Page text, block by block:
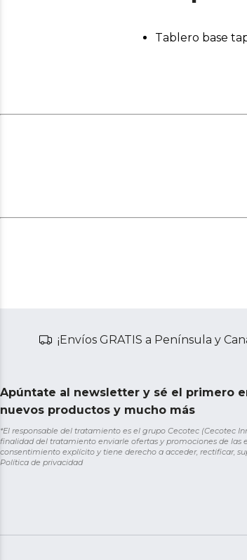
Tablero base
¡Envíos GRATIS a Península y
Apúntate al newsletter y sé el primero
nuevos productos y mucho más
*El responsable del tratamiento es el grupo Cecotec (Cecotec
finalidad del tratamiento enviarle ofertas y promociones de las
consentimiento explícito y tiene derecho a acceder, rectificar,
Política de privacidad